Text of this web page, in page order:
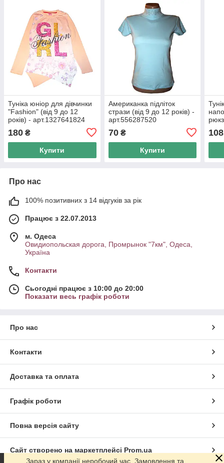
Туніка юніор для дівчинки
"Fashion" (від 9 до 12
років) - арт.1327641824
180 ₴
Купити
Американка підліток
стрази (від 9 до 12 років) -
арт.556287520
70₴
Купити
108
Про нас
100% позитивних з 14 відгуків за рік
Працює з 22.07.2013
м. Одеса
Овидиопольская дорога, Промрынок "7км", Одеса,
Україна
Контакти
Сьогодні працює з 10:00 до 20:00
Показати весь графік роботи
Про нас
Контакти
Доставка та оплата
Графік роботи
Повна версія сайту
Сайт створено на маркетплейсі Prom.ua
Зараз у компанії неробочий час. Замовлення та